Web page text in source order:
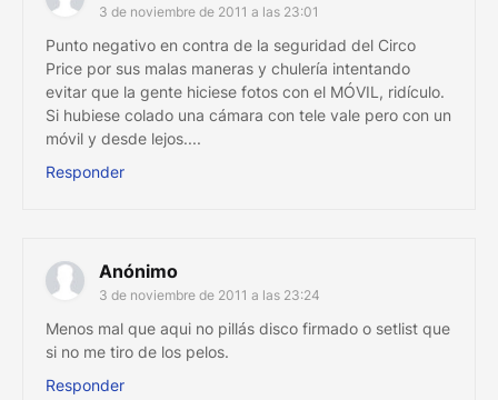
3 de noviembre de 2011 a las 23:01
Punto negativo en contra de la seguridad del Circo
Price por sus malas maneras y chulería intentando
evitar que la gente hiciese fotos con el MÓVIL, ridículo.
Si hubiese colado una cámara con tele vale pero con un
móvil y desde lejos....
Responder
Anónimo
3 de noviembre de 2011 a las 23:24
Menos mal que aqui no pillás disco firmado o setlist que
si no me tiro de los pelos.
Responder